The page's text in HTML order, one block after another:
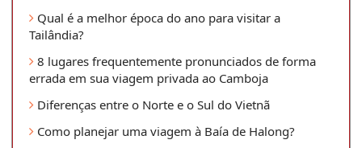
Qual é a melhor época do ano para visitar a
Tailândia?
8 lugares frequentemente pronunciados de forma
errada em sua viagem privada ao Camboja
Diferenças entre o Norte e o Sul do Vietnã
Como planejar uma viagem à Baía de Halong?